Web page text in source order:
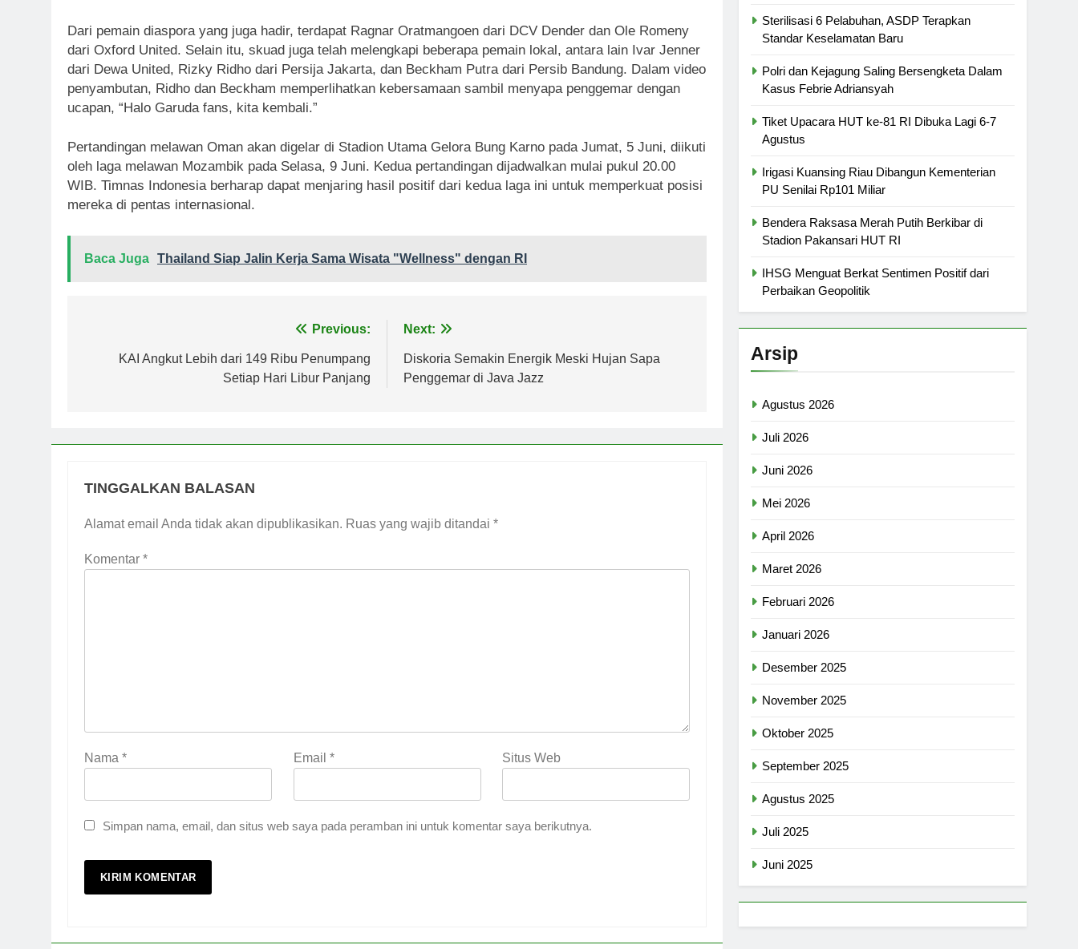
Dari pemain diaspora yang juga hadir, terdapat Ragnar Oratmangoen dari DCV Dender dan Ole Romeny
dari Oxford United. Selain itu, skuad juga telah melengkapi beberapa pemain lokal, antara lain Ivar Jenner
dari Dewa United, Rizky Ridho dari Persija Jakarta, dan Beckham Putra dari Persib Bandung. Dalam video
penyambutan, Ridho dan Beckham memperlihatkan kebersamaan sambil menyapa penggemar dengan
ucapan, “Halo Garuda fans, kita kembali.”
Pertandingan melawan Oman akan digelar di Stadion Utama Gelora Bung Karno pada Jumat, 5 Juni, diikuti
oleh laga melawan Mozambik pada Selasa, 9 Juni. Kedua pertandingan dijadwalkan mulai pukul 20.00
WIB. Timnas Indonesia berharap dapat menjaring hasil positif dari kedua laga ini untuk memperkuat posisi
mereka di pentas internasional.
Baca Juga Thailand Siap Jalin Kerja Sama Wisata "Wellness" dengan RI
Previous:
KAI Angkut Lebih dari 149 Ribu Penumpang
Setiap Hari Libur Panjang
Next:
Diskoria Semakin Energik Meski Hujan Sapa
Penggemar di Java Jazz
TINGGALKAN BALASAN
Alamat email Anda tidak akan dipublikasikan. Ruas yang wajib ditandai *
Komentar *
Nama * Email * Situs Web
Simpan nama, email, dan situs web saya pada peramban ini untuk komentar saya berikutnya.
Sterilisasi 6 Pelabuhan, ASDP Terapkan
Standar Keselamatan Baru
Polri dan Kejagung Saling Bersengketa Dalam
Kasus Febrie Adriansyah
Tiket Upacara HUT ke-81 RI Dibuka Lagi 6-7
Agustus
Irigasi Kuansing Riau Dibangun Kementerian
PU Senilai Rp101 Miliar
Bendera Raksasa Merah Putih Berkibar di
Stadion Pakansari HUT RI
IHSG Menguat Berkat Sentimen Positif dari
Perbaikan Geopolitik
Arsip
Agustus 2026
Juli 2026
Juni 2026
Mei 2026
April 2026
Maret 2026
Februari 2026
Januari 2026
Desember 2025
November 2025
Oktober 2025
September 2025
Agustus 2025
Juli 2025
Juni 2025